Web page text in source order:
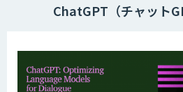
ChatGPT（チャット